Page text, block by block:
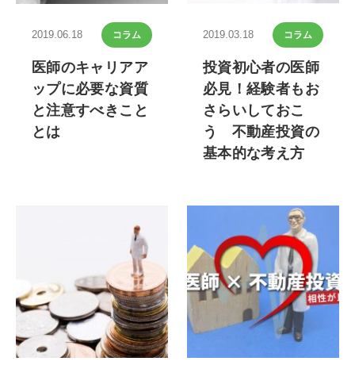
2019.06.18 コラム
医師のキャリアア
ップに必要な資質
と注意すべきこと
とは
2019.03.18 コラム
投資初心者の医師
必見！経験者もお
さらいしておこ
う 不動産投資の
基本的な考え方